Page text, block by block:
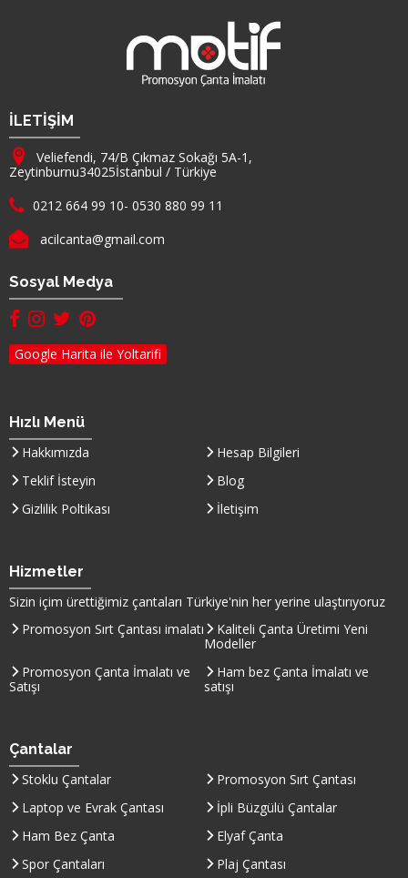
Firma Adı
İLETİŞİM
Adresimiz :
Veliefendi, 74/B Çıkmaz Sokağı 5A-1,
Zeytinburnu34025İstanbul / Türkiye
Telefon :
0212 664 99 10- 0530 880 99 11
E-mail :
acilcanta@gmail.com
Sosyal Medya
facebook hesabımız(yeni sayfada açılır)
instagram hesabımız(yeni sayfada açılır)
twitter hesabımız(yeni sayfada açılır)
pinterest hesabımız (yeni sayfada açılır)
Google Harita ile Yoltarifi
Hızlı Menü
Hakkımızda
Hesap Bilgileri
Teklif İsteyin
Blog
Gizlilik Poltikası
İletişim
Hizmetler
Sizin içim ürettiğimiz çantaları Türkiye'nin her yerine ulaştırıyoruz
Promosyon Sırt Çantası imalatı
Kaliteli Çanta Üretimi Yeni
Modeller
Promosyon Çanta İmalatı ve
Satışı
Ham bez Çanta İmalatı ve
satışı
Çantalar
Stoklu Çantalar
Promosyon Sırt Çantası
Laptop ve Evrak Çantası
İpli Büzgülü Çantalar
Ham Bez Çanta
Elyaf Çanta
Spor Çantaları
Plaj Çantası